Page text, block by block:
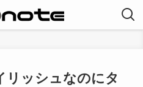
リッシュなのにタ